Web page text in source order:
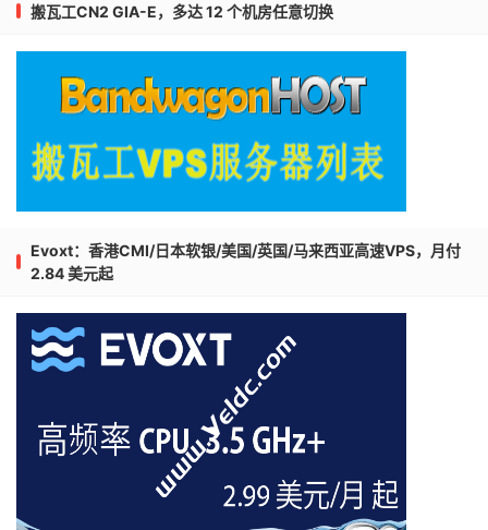
搬瓦工CN2 GIA-E，多达 12 个机房任意切换
Evoxt：香港CMI/日本软银/美国/英国/马来西亚高速VPS，月付
2.84 美元起